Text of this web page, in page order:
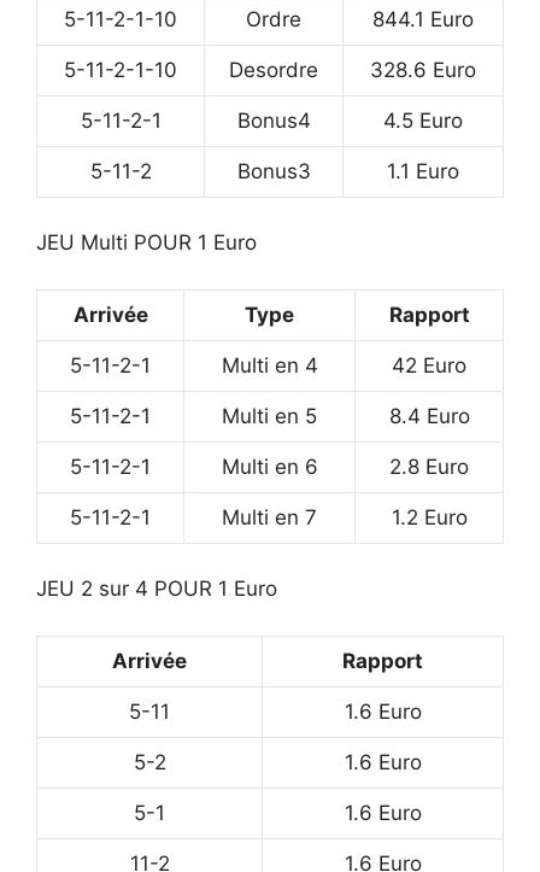
5-11-2-1-10 Ordre 844.1 Euro
5-11-2-1-10 Desordre 328.6 Euro
5-11-2-1 Bonus4 4.5 Euro
5-11-2 Bonus3 1.1 Euro
JEU Multi POUR 1 Euro
Arrivée Type Rapport
5-11-2-1 Multi en 4 42 Euro
5-11-2-1 Multi en 5 8.4 Euro
5-11-2-1 Multi en 6 2.8 Euro
5-11-2-1 Multi en 7 1.2 Euro
JEU 2 sur 4 POUR 1 Euro
Arrivée Rapport
5-11 1.6 Euro
5-2 1.6 Euro
5-1 1.6 Euro
11-2 1.6 Euro